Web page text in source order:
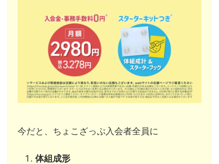
今だと、ちょこざっぷ入会者全員に
体組成形